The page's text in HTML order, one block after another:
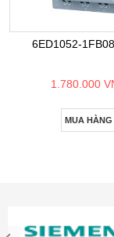
6ED1052-
1.780.000
MUA HÀNG